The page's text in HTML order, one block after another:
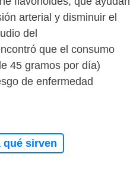
arterial y disminuir el
del
que el consumo
45 gramos por día)
de enfermedad
qué sirven